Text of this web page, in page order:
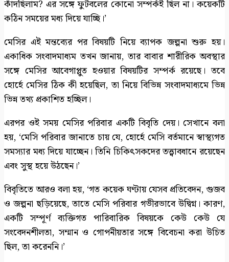
কাঁদছিলাম? এর সঙ্গে ফুটবলের কোনো সম্পর্কই ছিল না। কয়েকটি
কঠিন সময়ের মধ্য দিয়ে যাচ্ছি।’
মেসির এই মন্তব্যের পর বিষয়টি নিয়ে ব্যাপক জল্পনা শুরু হয়।
একাধিক সংবাদমাধ্যম তখন জানায়, তার বাবার শারীরিক অবস্থার
সঙ্গে মেসির আবেগাপ্লুত হওয়ার বিষয়টির সম্পর্ক রয়েছে। তবে
হোর্হে মেসির ঠিক কী হয়েছিল, তা নিয়ে বিভিন্ন সংবাদমাধ্যমে ভিন্ন
ভিন্ন তথ্য প্রকাশিত হচ্ছিল।
এরপর ওই সময় মেসির পরিবার একটি বিবৃতি দেয়। সেখানে বলা
হয়, ‘মেসি পরিবার জানাতে চায় যে, হোর্হে মেসি বর্তমানে স্বাস্থ্যগত
সমস্যার মধ্য দিয়ে যাচ্ছেন। তিনি চিকিৎসকদের তত্ত্বাবধানে রয়েছেন
এবং সুস্থ হয়ে উঠছেন।’
বিবৃতিতে আরও বলা হয়, ‘গত কয়েক ঘণ্টায় যেসব প্রতিবেদন, গুজব
ও জল্পনা ছড়িয়েছে, তাতে মেসি পরিবার গভীরভাবে উদ্বিগ্ন। কারণ,
একটি সম্পূর্ণ ব্যক্তিগত পারিবারিক বিষয়কে কেউ কেউ যে
সংবেদনশীলতা, সম্মান ও গোপনীয়তার সঙ্গে বিবেচনা করা উচিত
ছিল, তা করেননি।’